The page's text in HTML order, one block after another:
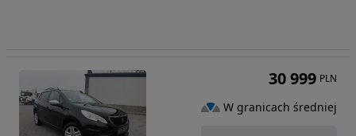
30 999 PLN
W granicach średniej